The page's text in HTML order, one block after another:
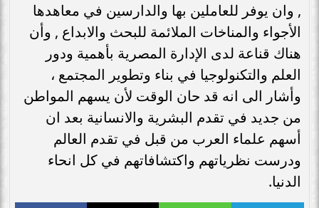
, وان يوفر للعاملين بها والدارسين في معاهدها
الأجواء والمناخات الملائمة للبحث والابداع , وأن
هناك قناعة لدى الإدارة المصرية بأهمية ودور
العلم والتكنولوجيا في بناء وتطوير المجتمع ،
وأشار الى انه قد حان الوقت لأن يسهم المواطن
من جديد في تقدم البشرية والانسانية بعد ان
أسهم علماء العرب من قبل في تقدم العالم
ودرست نظرياتهم واكتشافاتهم في كل انحاء
الدنيا.